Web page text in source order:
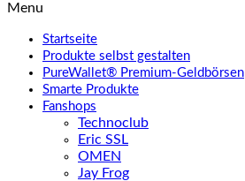
Menu
Startseite
Produkte selbst gestalten
PureWallet® Premium-Geldbörsen
Smarte Produkte
Fanshops
Technoclub
Eric SSL
OMEN
Jay Frog